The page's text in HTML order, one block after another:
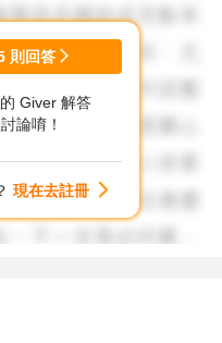
則回答
Giver 解答
論唷！
現在去註冊